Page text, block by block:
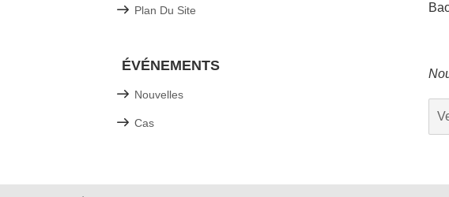
Plan Du Site
ÉVÉNEMENTS
Nouvelles
Cas